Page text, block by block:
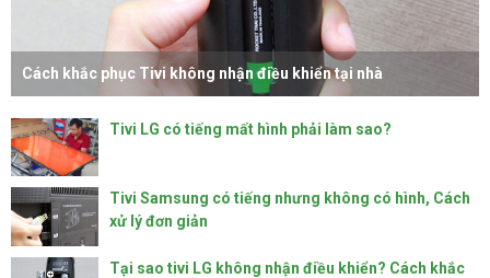
Cách khắc phục Tivi không nhận điều khiển tại nhà
Tivi LG có tiếng mất hình phải làm sao?
Tivi Samsung có tiếng nhưng không có hình, Cách
xử lý đơn giản
Tại sao tivi LG không nhận điều khiển? Cách khắc